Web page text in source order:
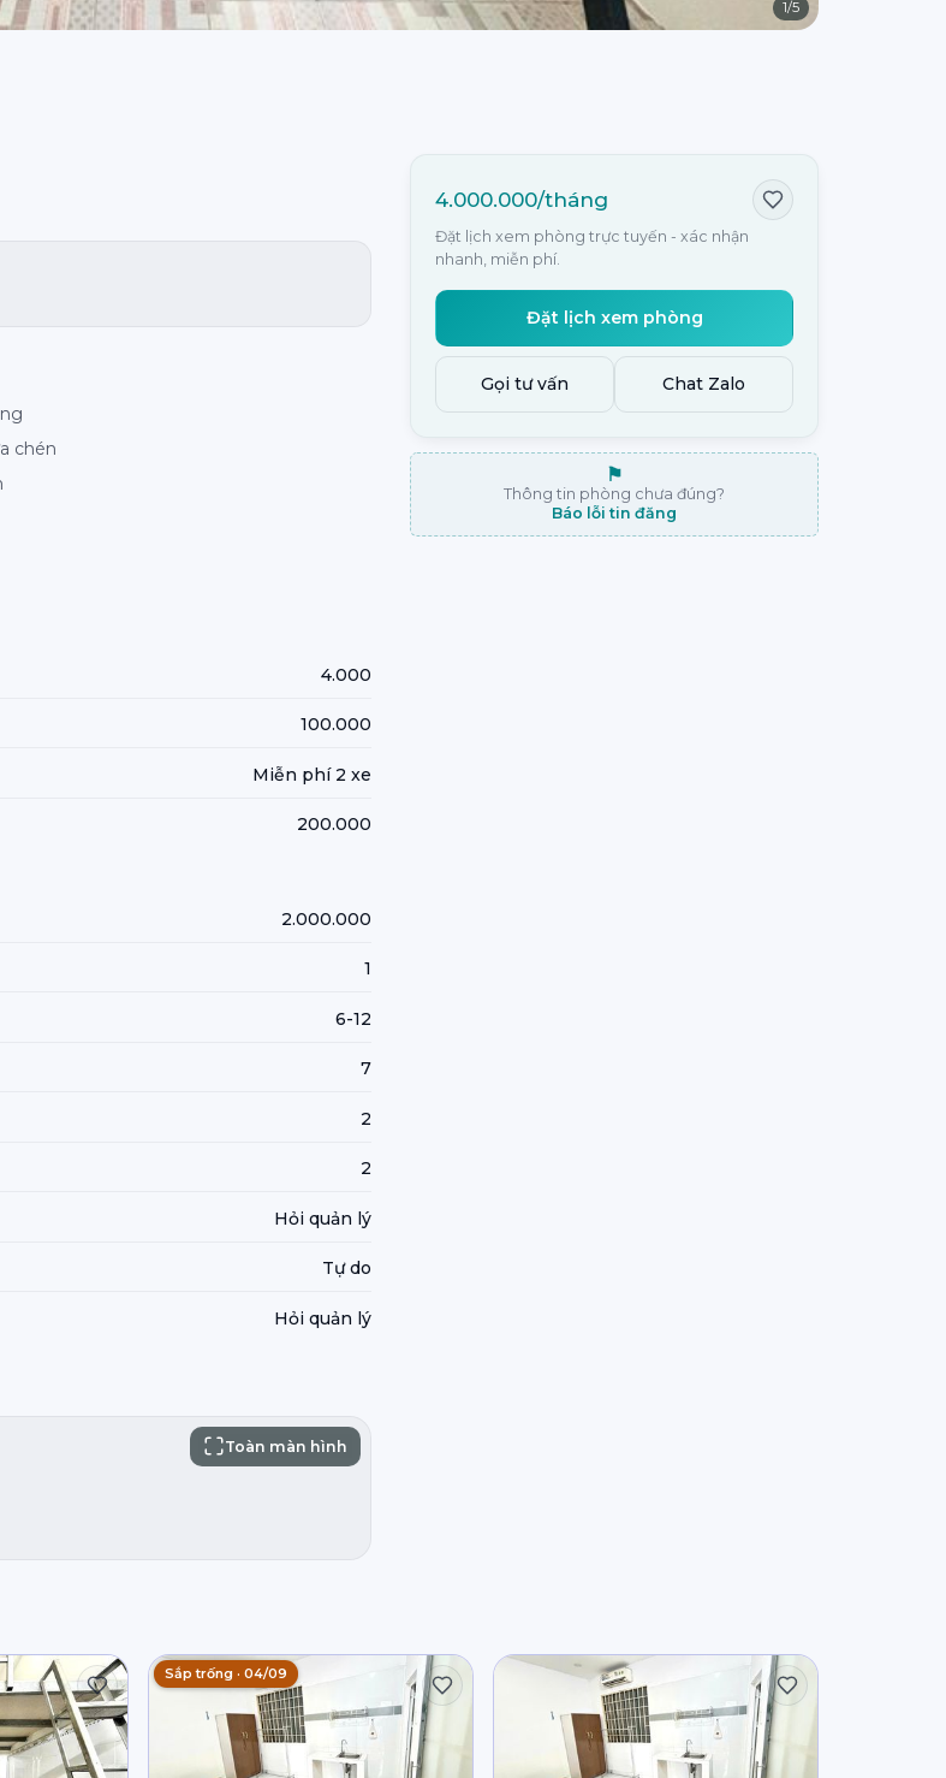
1/5
chén
4.000
100.000
Miễn phí 2 xe
200.000
2.000.000
1
6-12
7
2
2
Hỏi quản lý
Tự do
Hỏi quản lý
Toàn màn hình
4.000.000/tháng
Đặt lịch xem phòng trực tuyến - xác nhận
nhanh, miễn phí.
Đặt lịch xem phòng
Gọi tư vấn Chat Zalo
⚑
Thông tin phòng chưa đúng?
Báo lỗi tin đăng
Sắp trống · 04/09